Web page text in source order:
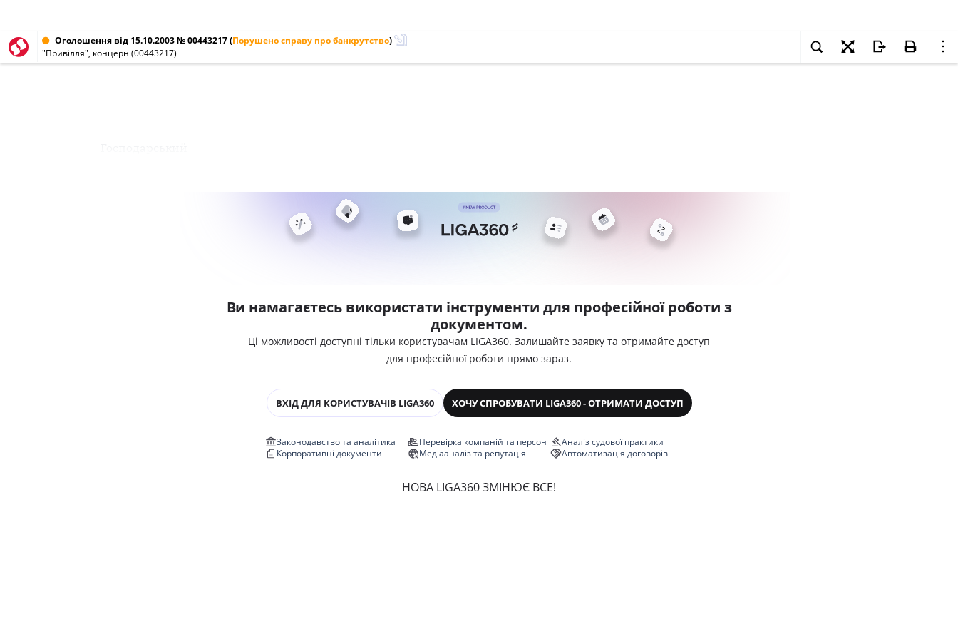
Оголошення від 15.10.2003 № 00443217(Порушено справу про банкрутство)
"Привілля", концерн (00443217)
Ви намагаєтесь використати інструменти для професійної роботи з
документом.
Ці можливості доступні тільки користувачам LIGA360. Залишайте заявку та отримайте доступ
для професійної роботи прямо зараз.
ВХІД ДЛЯ КОРИСТУВАЧІВ LIGA360 ХОЧУ СПРОБУВАТИ LIGA360 - ОТРИМАТИ ДОСТУП
Законодавство та аналітика
Корпоративні документи
Перевірка компаній та персон
Медіааналіз та репутація
Аналіз судової практики
Автоматизація договорів
НОВА LIGA360 ЗМІНЮЄ ВСЕ!